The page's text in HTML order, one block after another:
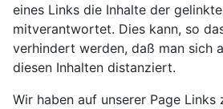
eines Links die Inhalte der
mitverantwortet. Dies kann, so
verhindert werden, daß man sich
diesen Inhalten distanziert.
Wir haben auf unserer Page Links